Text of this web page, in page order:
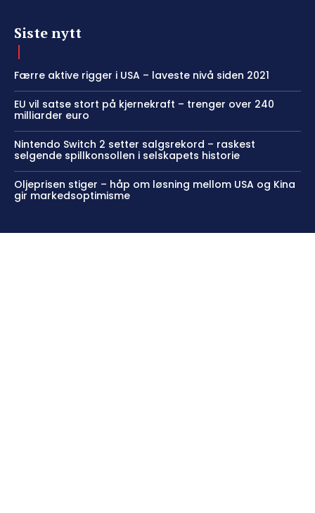
Siste nytt
Færre aktive rigger i USA – laveste nivå siden 2021
EU vil satse stort på kjernekraft – trenger over 240
milliarder euro
Nintendo Switch 2 setter salgsrekord – raskest
selgende spillkonsollen i selskapets historie
Oljeprisen stiger – håp om løsning mellom USA og Kina
gir markedsoptimisme